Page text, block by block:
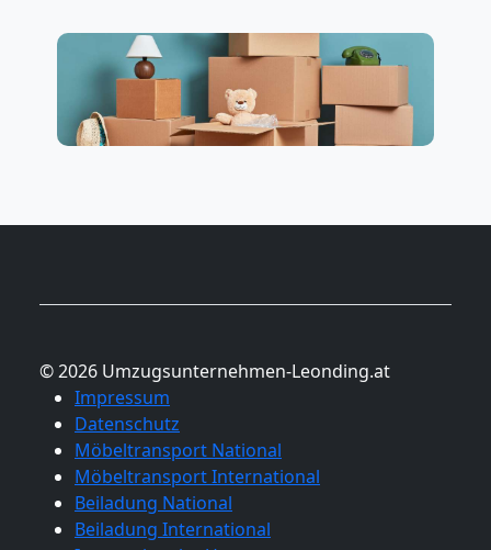
© 2026 Umzugsunternehmen-Leonding.at
Impressum
Datenschutz
Möbeltransport National
Möbeltransport International
Beiladung National
Beiladung International